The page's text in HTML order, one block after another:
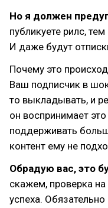
Но я должен
публикуете рилс,
И даже будут
Почему это
Ваш подписчик в
то выкладывать, и
он воспринимает
поддерживать
контент ему не
Обрадую вас, это
скажем, проверка
успеха.